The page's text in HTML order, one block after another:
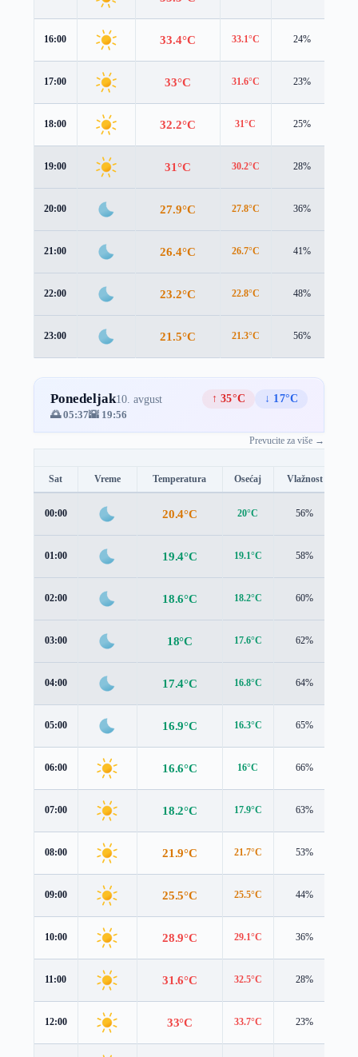
16:00 33.4°C 33.1°C 24%
17:00 33°C 31.6°C 23%
18:00 32.2°C 31°C 25%
19:00 31°C 30.2°C 28%
20:00 27.9°C 27.8°C 36%
21:00 26.4°C 26.7°C 41%
22:00 23.2°C 22.8°C 48%
23:00 21.5°C 21.3°C 56%
Ponedeljak10. avgust ↑ 35°C
↓ 17°C
🌅 05:37🌇 19:56
Prevucite za više →
Sat Vreme Temperatura Osećaj Vlažnost
00:00 20.4°C 20°C 56%
01:00 19.4°C 19.1°C 58%
02:00 18.6°C 18.2°C 60%
03:00 18°C 17.6°C 62%
04:00 17.4°C 16.8°C 64%
05:00 16.9°C 16.3°C 65%
06:00 16.6°C 16°C 66%
07:00 18.2°C 17.9°C 63%
08:00 21.9°C 21.7°C 53%
09:00 25.5°C 25.5°C 44%
10:00 28.9°C 29.1°C 36%
11:00 31.6°C 32.5°C 28%
12:00 33°C 33.7°C 23%